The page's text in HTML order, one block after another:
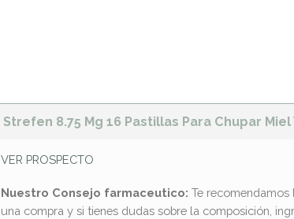
Strefen 8.75 Mg 16 Pastillas Para Chupar Miel
VER PROSPECTO
Nuestro Consejo farmaceutico: Te
una compra y si tienes dudas sobre la composición,